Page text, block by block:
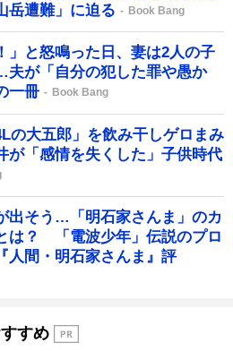
岳遭難」に迫る
Book Bang
」と怒鳴った日、妻は2人の子
が「自分の犯した罪や愚か
一冊
Book Bang
の大五郎」を飲み干しゲロまみ
「感情を失くした」子供時代
出そう…「明石家さんま」のカ
は？ 「電波少年」伝説のプロ
人間・明石家さんま』評
すめ